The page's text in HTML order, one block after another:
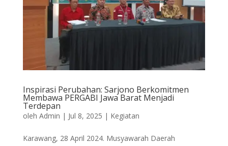
Inspirasi Perubahan: Sarjono Berkomitmen
Membawa PERGABI Jawa Barat Menjadi
Terdepan
oleh Admin | Jul 8, 2025 | Kegiatan
Karawang, 28 April 2024. Musyawarah Daerah